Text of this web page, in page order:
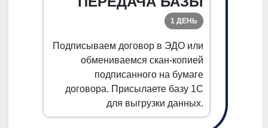
1 ДЕНЬ
Подписываем договор в ЭДО или
обмениваемся скан-копией
подписанного на бумаге
договора. Присылаете базу 1С
для выгрузки данных.